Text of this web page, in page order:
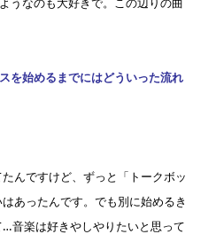
を始めるまでにはどういった流れ
んですけど、ずっと「トークボッ
あったんです。でも別に始めるき
音楽は好きやしやりたいと思って